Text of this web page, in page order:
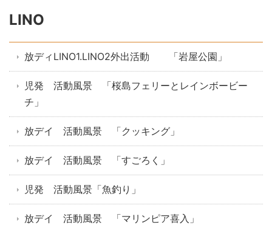
LINO
放ディLINO1.LINO2外出活動 「岩屋公園」
児発 活動風景 「桜島フェリーとレインボービー
チ」
放デイ 活動風景 「クッキング」
放デイ 活動風景 「すごろく」
児発 活動風景「魚釣り」
放デイ 活動風景 「マリンピア喜入」